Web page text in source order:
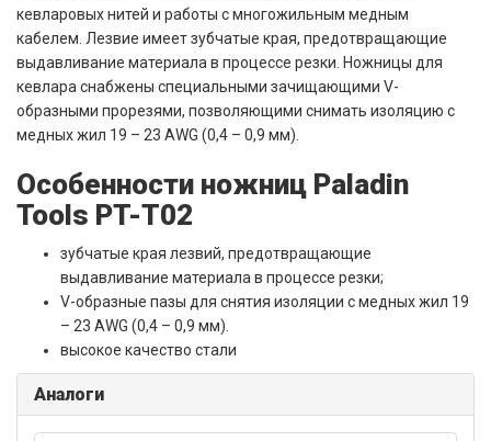
кевларовых нитей и работы с многожильным медным
кабелем. Лезвие имеет зубчатые края, предотвращающие
выдавливание материала в процессе резки. Ножницы для
кевлара снабжены специальными зачищающими V-
образными прорезями, позволяющими снимать изоляцию с
медных жил 19 – 23 AWG (0,4 – 0,9 мм).
Особенности ножниц Paladin
Tools PT-T02
зубчатые края лезвий, предотвращающие
выдавливание материала в процессе резки;
V-образные пазы для снятия изоляции с медных жил 19
– 23 AWG (0,4 – 0,9 мм).
высокое качество стали
Аналоги